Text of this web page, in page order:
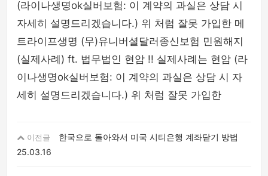
(라이나생명ok실버보험: 이 계약의 과실은 상담 시
자세히 설명드리겠습니다.) 위 처럼 잘못 가입한 메
트라이프생명 (무)유니버셜달러종신보험 민원해지
(실제사례) ft. 법무법인 현암 !! 실제사례는 현암 (라
이나생명ok실버보험: 이 계약의 과실은 상담 시 자
세히 설명드리겠습니다.) 위 처럼 잘못 가입한
이전글
한국으로 돌아와서 미국 시티은행 계좌닫기 방법
25.03.16